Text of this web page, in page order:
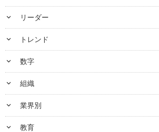
keyboard_arrow_down リーダー
keyboard_arrow_down トレンド
keyboard_arrow_down 数字
keyboard_arrow_down 組織
keyboard_arrow_down 業界別
keyboard_arrow_down 教育